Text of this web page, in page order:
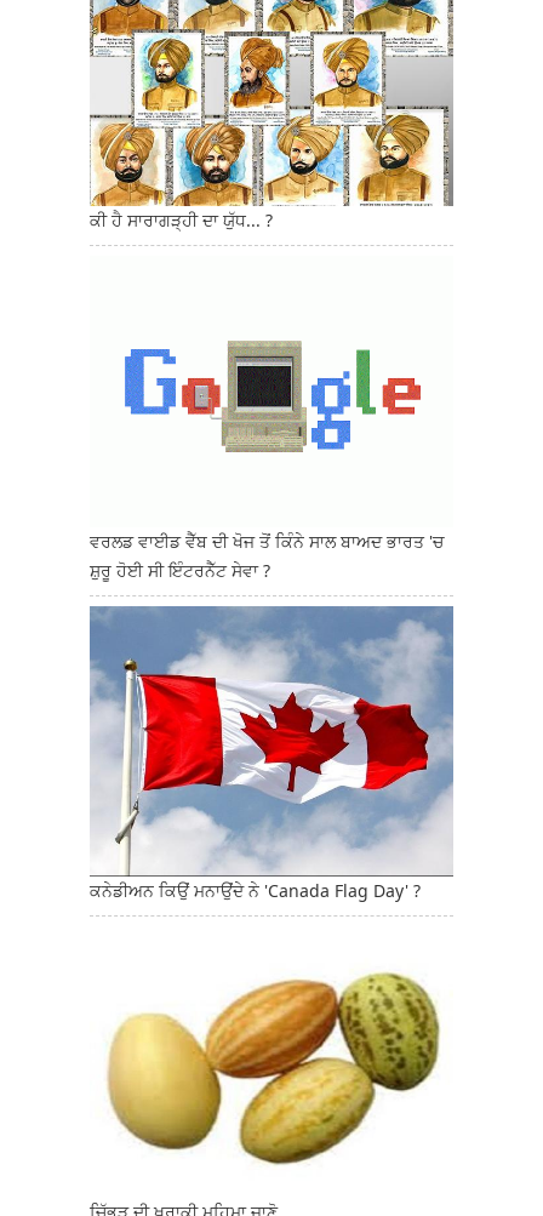
ਕੀ ਹੈ ਸਾਰਾਗੜ੍ਹੀ ਦਾ ਯੁੱਧ... ?
ਵਰਲਡ ਵਾਈਡ ਵੈੱਬ ਦੀ ਖੋਜ ਤੋਂ ਕਿੰਨੇ ਸਾਲ ਬਾਅਦ ਭਾਰਤ 'ਚ
ਸ਼ੁਰੂ ਹੋਈ ਸੀ ਇੰਟਰਨੈੱਟ ਸੇਵਾ ?
ਕਨੇਡੀਅਨ ਕਿਉਂ ਮਨਾਉਂਦੇ ਨੇ 'Canada Flag Day' ?